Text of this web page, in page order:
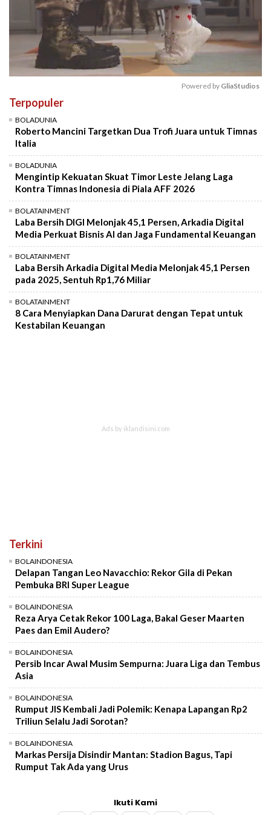
Powered by GliaStudios
Terpopuler
BOLADUNIA
Roberto Mancini Targetkan Dua Trofi Juara untuk Timnas
Italia
BOLADUNIA
Mengintip Kekuatan Skuat Timor Leste Jelang Laga
Kontra Timnas Indonesia di Piala AFF 2026
BOLATAINMENT
Laba Bersih DIGI Melonjak 45,1 Persen, Arkadia Digital
Media Perkuat Bisnis AI dan Jaga Fundamental Keuangan
BOLATAINMENT
Laba Bersih Arkadia Digital Media Melonjak 45,1 Persen
pada 2025, Sentuh Rp1,76 Miliar
BOLATAINMENT
8 Cara Menyiapkan Dana Darurat dengan Tepat untuk
Kestabilan Keuangan
Terkini
BOLAINDONESIA
Delapan Tangan Leo Navacchio: Rekor Gila di Pekan
Pembuka BRI Super League
BOLAINDONESIA
Reza Arya Cetak Rekor 100 Laga, Bakal Geser Maarten
Paes dan Emil Audero?
BOLAINDONESIA
Persib Incar Awal Musim Sempurna: Juara Liga dan Tembus
Asia
BOLAINDONESIA
Rumput JIS Kembali Jadi Polemik: Kenapa Lapangan Rp2
Triliun Selalu Jadi Sorotan?
BOLAINDONESIA
Markas Persija Disindir Mantan: Stadion Bagus, Tapi
Rumput Tak Ada yang Urus
Ikuti Kami